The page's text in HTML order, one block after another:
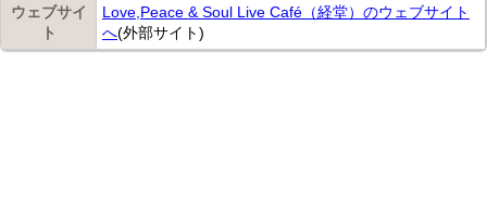
ウェブサイ
ト
Love,Peace & Soul Live Café（経堂）のウェブサイト
へ(外部サイト)